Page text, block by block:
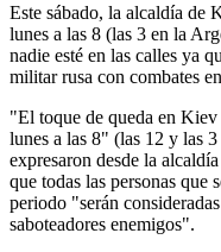
Este sábado, la alcaldía de
lunes a las 8 (las 3 en la
nadie esté en las calles ya
militar rusa con combates
"El toque de queda en Kiev
lunes a las 8" (las 12 y las
expresaron desde la
que todas las personas que
periodo "serán
saboteadores enemigos".